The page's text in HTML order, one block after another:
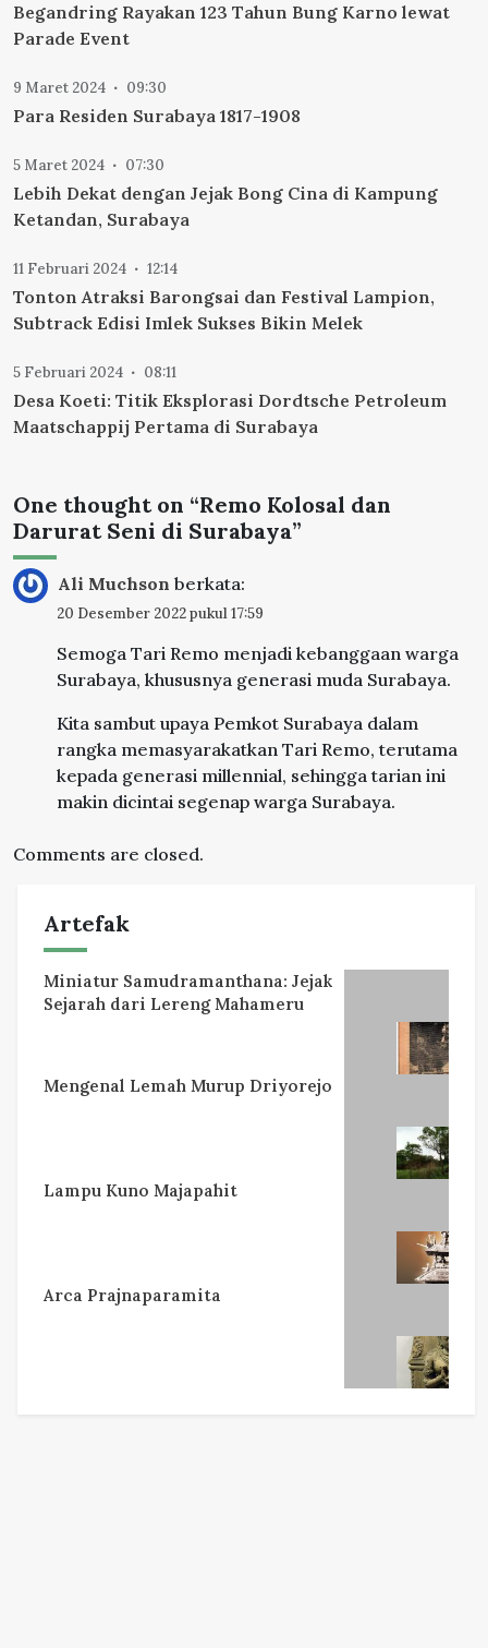
Begandring Rayakan 123 Tahun Bung Karno lewat
Parade Event
9 Maret 2024 09:30
Para Residen Surabaya 1817-1908
5 Maret 2024 07:30
Lebih Dekat dengan Jejak Bong Cina di Kampung
Ketandan, Surabaya
11 Februari 2024 12:14
Tonton Atraksi Barongsai dan Festival Lampion,
Subtrack Edisi Imlek Sukses Bikin Melek
5 Februari 2024 08:11
Desa Koeti: Titik Eksplorasi Dordtsche Petroleum
Maatschappij Pertama di Surabaya
One thought on “Remo Kolosal dan
Darurat Seni di Surabaya”
Ali Muchson berkata:
20 Desember 2022 pukul 17:59
Semoga Tari Remo menjadi kebanggaan warga
Surabaya, khususnya generasi muda Surabaya.
Kita sambut upaya Pemkot Surabaya dalam
rangka memasyarakatkan Tari Remo, terutama
kepada generasi millennial, sehingga tarian ini
makin dicintai segenap warga Surabaya.
Comments are closed.
Artefak
Miniatur Samudramanthana: Jejak
Sejarah dari Lereng Mahameru
Mengenal Lemah Murup Driyorejo
Lampu Kuno Majapahit
Arca Prajnaparamita